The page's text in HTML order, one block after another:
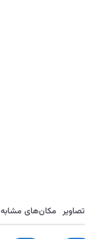
تصاویر مکان‌های مشابه